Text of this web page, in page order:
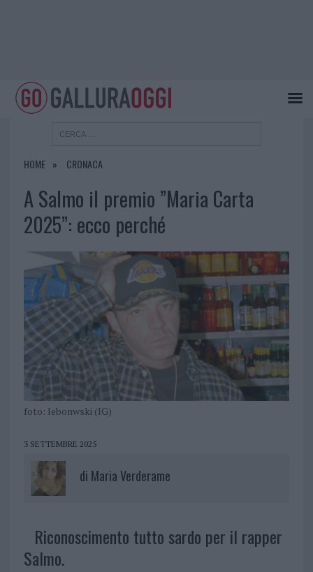
HOME CRONACA
A Salmo il premio ”Maria Carta
2025”: ecco perché
foto: lebonwski (IG)
3 SETTEMBRE 2025
di Maria Verderame
Riconoscimento tutto sardo per il rapper
Salmo.